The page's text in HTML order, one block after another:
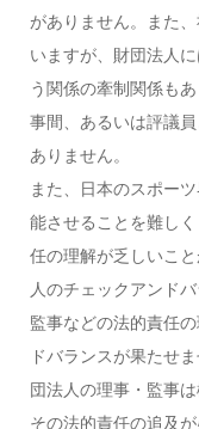
がありません。また
いますが、財団法人
う関係の牽制関係も
事間、あるいは評議
ありません。
また、日本のスポー
能させることを難し
任の理解が乏しいこ
人のチェックアンド
監事などの法的責任
ドバランスが果たせ
団法人の理事・監事
その法的責任の追及